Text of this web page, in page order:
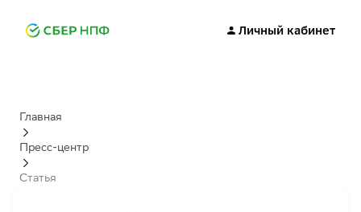
Личный кабинет
Главная
Пресс-центр
Статья